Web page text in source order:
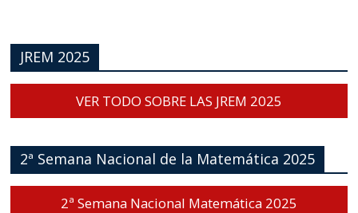
JREM 2025
VER TODO SOBRE LAS JREM 2025
2ª Semana Nacional de la Matemática 2025
2ª Semana Nacional Matemática 2025